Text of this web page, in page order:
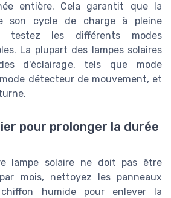
entière. Cela garantit que la
son cycle de charge à pleine
testez les différents modes
La plupart des lampes solaires
d'éclairage, tels que mode
détecteur de mouvement, et
pour prolonger la durée
lampe solaire ne doit pas être
mois, nettoyez les panneaux
humide pour enlever la